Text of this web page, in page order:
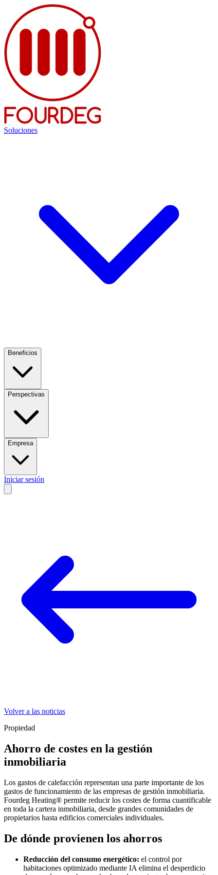
Soluciones
Beneficios
Perspectivas
Empresa
Iniciar sesión
Volver a las noticias
Propiedad
Ahorro de costes en la gestión
inmobiliaria
Los gastos de calefacción representan una parte importante de los
gastos de funcionamiento de las empresas de gestión inmobiliaria.
Fourdeg Heating® permite reducir los costes de forma cuantificable
en toda la cartera inmobiliaria, desde grandes comunidades de
propietarios hasta edificios comerciales individuales.
De dónde provienen los ahorros
Reducción del consumo energético: el control por
habitaciones optimizado mediante IA elimina el desperdicio